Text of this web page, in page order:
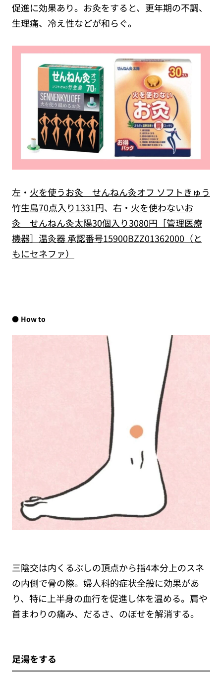
促進に効果あり。お灸をすると、更年期の不調、
生理痛、冷え性などが和らぐ。
左・ 火を使うお灸 せんねん灸オフ ソフトきゅう
竹生島70点入り1331円、右・ 火を使わないお
灸 せんねん灸太陽30個入り3080円［管理医療
機器］温灸器 承認番号15900BZZ01362000（と
もにセネファ）
How to
三陰交は内くるぶしの頂点から指4本分上のスネ
の内側で骨の際。婦人科的症状全般に効果があ
り、特に上半身の血行を促進し体を温める。肩や
首まわりの痛み、だるさ、のぼせを解消する。
足湯をする